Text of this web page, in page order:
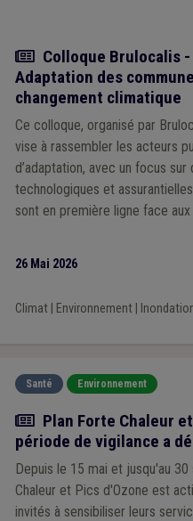
Actualité
Colloque Brulocalis
Adaptation des
changement climatique
Ce colloque, organisé par
vise à rassembler les acteurs
d’adaptation, avec un focus
technologiques et
sont en première ligne face
premier temps d’échanges
d’adaptation et de gestion des
26 Mai 2026
Climat| Environnement|
Santé Environnement
Actualité
Plan Forte Chaleur
période de vigilance a
Depuis le 15 mai et jusqu'au
Chaleur et Pics d'Ozone est
invités à sensibiliser leurs